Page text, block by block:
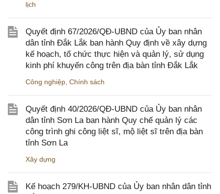
lịch
Quyết định 67/2026/QĐ-UBND của Ủy ban nhân
dân tỉnh Đắk Lắk ban hành Quy định về xây dựng
kế hoạch, tổ chức thực hiện và quản lý, sử dụng
kinh phí khuyến công trên địa bàn tỉnh Đắk Lắk
Công nghiệp Chính sách
Quyết định 40/2026/QĐ-UBND của Ủy ban nhân
dân tỉnh Sơn La ban hành Quy chế quản lý các
công trình ghi công liệt sĩ, mộ liệt sĩ trên địa bàn
tỉnh Sơn La
Xây dựng
Kế hoạch 279/KH-UBND của Ủy ban nhân dân tỉnh